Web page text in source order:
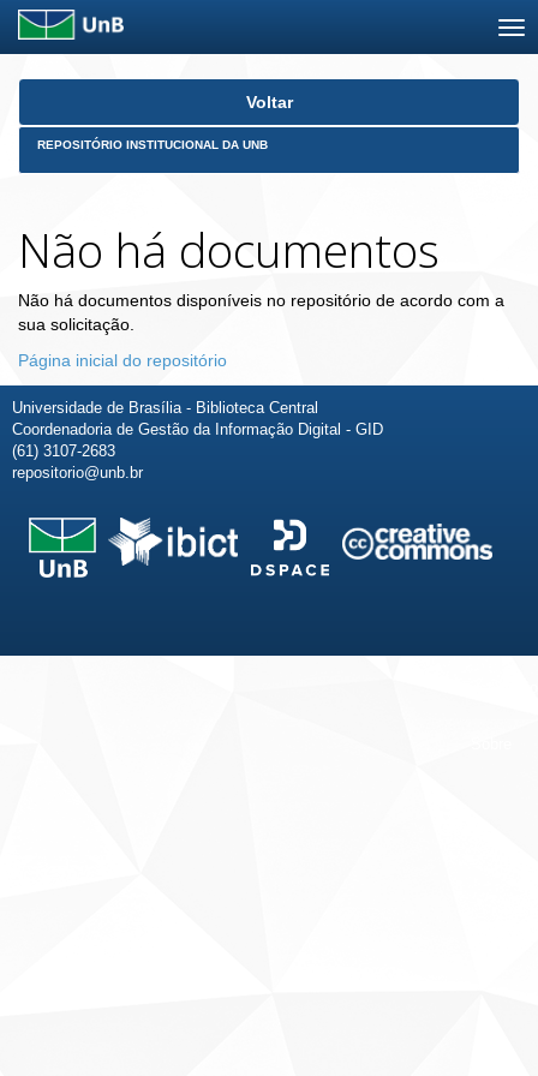
Skip
Voltar
REPOSITÓRIO INSTITUCIONAL DA UNB
Não há documentos
Não há documentos disponíveis no repositório de acordo com a
sua solicitação.
Página inicial do repositório
Universidade de Brasília - Biblioteca Central
Coordenadoria de Gestão da Informação Digital - GID
(61) 3107-2683
repositorio@unb.br